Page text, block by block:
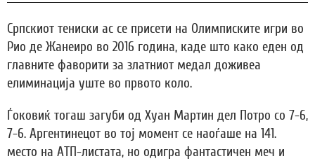
Српскиот тениски ас се присети на Олимписките игри во
Рио де Жанеиро во 2016 година, каде што како еден од
главните фаворити за златниот медал доживеа
елиминација уште во првото коло.
Ѓоковиќ тогаш загуби од Хуан Мартин дел Потро со 7-6,
7-6. Аргентинецот во тој момент се наоѓаше на 141.
место на АТП-листата, но одигра фантастичен меч и